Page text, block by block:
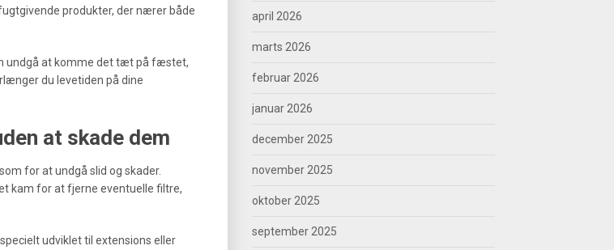
produkter, der nærer både
undgå at komme det tæt på fæstet,
du levetiden på dine
at skade dem
for at undgå slid og skader.
kam for at fjerne eventuelle filtre,
udviklet til extensions eller
april 2026
marts 2026
februar 2026
januar 2026
december 2025
november 2025
oktober 2025
september 2025